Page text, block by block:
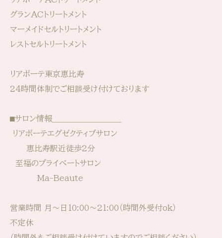
グランACトリートメント
マーメイドセルトリートメント
レストセルトリートメント
リアボーテ東京恵比寿
24時間体制でご相談受け付けております
⬛︎サロン情報____________________________⁡⁡
⁡⁡⁡ リアボーテエグゼクティブサロン
恵比寿駅近徒歩2分
至福のプライベートサロン
Ma-Beaute
営業時間 ⁡⁡月〜日10:00〜21:00⁡⁡（時間外受付ok）
不定休⁡⁡